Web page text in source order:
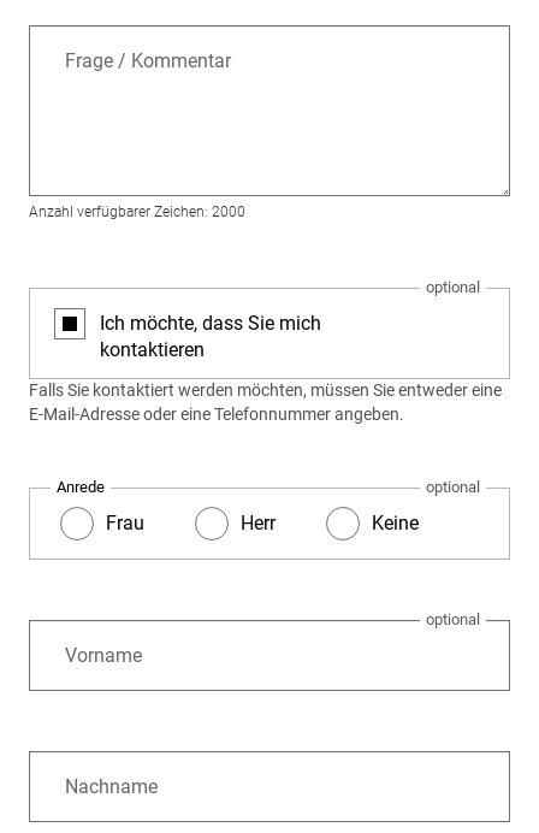
Frage / Kommentar
Anzahl verfügbarer Zeichen: 2000
Ich möchte, dass Sie mich
kontaktieren
Falls Sie kontaktiert werden möchten, müssen Sie entweder eine
E-Mail-Adresse oder eine Telefonnummer angeben.
Anrede
Frau Herr Keine
Vorname
Nachname